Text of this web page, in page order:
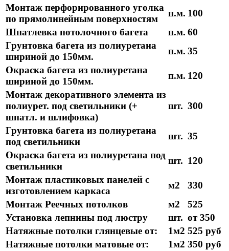
Монтаж перфорированного уголка
по прямолинейным поверхностям
п.м. 100
Шпатлевка потолочного багета
п.м. 60
Грунтовка багета из полиуретана
шириной до 150мм.
п.м. 35
Окраска багета из полиуретана
шириной до 150мм.
п.м. 120
Монтаж декоративного элемента из
полиурет. под светильники (+
шпатл. и шлифовка)
шт. 300
Грунтовка багета из полиуретана
под светильники
шт. 35
Окраска багета из полиуретана под
светильники
шт. 120
Монтаж пластиковых панелей с
изготовлением каркаса
м2
330
Монтаж Реечных потолков
м2
525
Установка лепнины под люстру
шт. от 350
Натяжные потолки глянцевые от:
1м2 525 руб
Натяжные потолки матовые от:
1м2 350 руб